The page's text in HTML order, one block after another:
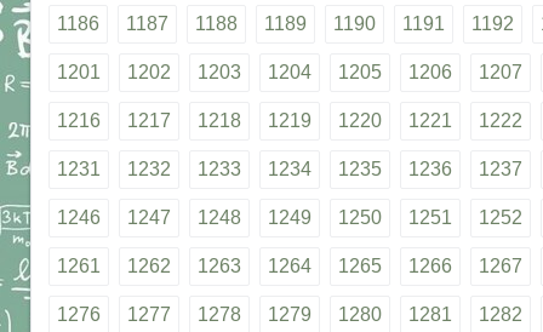
1186 1187 1188 1189 1190 1191 1192
1201 1202 1203 1204 1205 1206 1207
1216 1217 1218 1219 1220 1221 1222
1231 1232 1233 1234 1235 1236 1237
1246 1247 1248 1249 1250 1251 1252
1261 1262 1263 1264 1265 1266 1267
1276 1277 1278 1279 1280 1281 1282